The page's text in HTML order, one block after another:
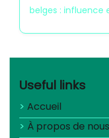
belges : influence
Useful links
Accueil
À propos de nous